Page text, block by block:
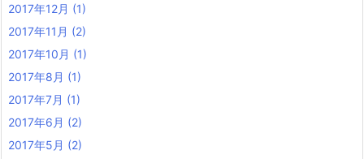
2017年12月 (1)
2017年11月 (2)
2017年10月 (1)
2017年8月 (1)
2017年7月 (1)
2017年6月 (2)
2017年5月 (2)